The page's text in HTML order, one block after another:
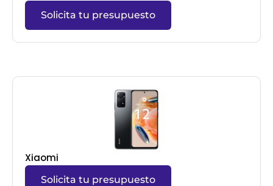
Solicita tu presupuesto
Xiaomi
Solicita tu presupuesto